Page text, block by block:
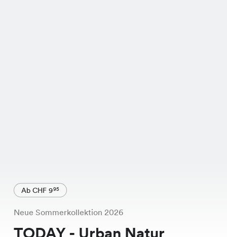
Ab CHF 995
Neue Sommerkollektion 2026
TODAY - Urban Natur